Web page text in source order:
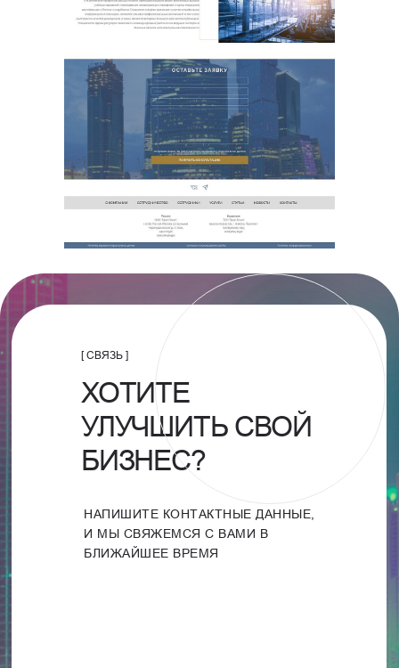
НАПИШИТЕ КОНТАКТНЫЕ ДАННЫЕ,
И МЫ СВЯЖЕМСЯ С ВАМИ В
БЛИЖАЙШЕЕ ВРЕМЯ
[ СВЯЗЬ ]
ХОТИТЕ
УЛУЧШИТЬ СВОЙ
БИЗНЕС?